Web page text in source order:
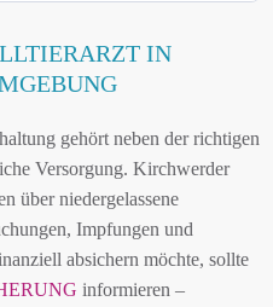
IN
gehört neben der richtigen
Versorgung. Kirchwerder
über niedergelassene
Impfungen und
absichern möchte, sollte
informieren –